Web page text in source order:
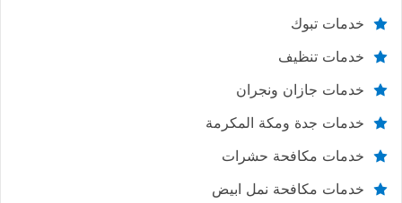
خدمات تبوك
خدمات تنظيف
خدمات جازان ونجران
خدمات جدة ومكة المكرمة
خدمات مكافحة حشرات
خدمات مكافحة نمل ابيض